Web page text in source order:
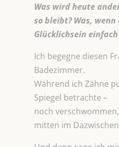
Was wird heute
so bleibt? Was,
Glücklichsein
Ich begegne diesen
Badezimmer.
Während ich Zähne
Spiegel betrachte –
noch
mitten im